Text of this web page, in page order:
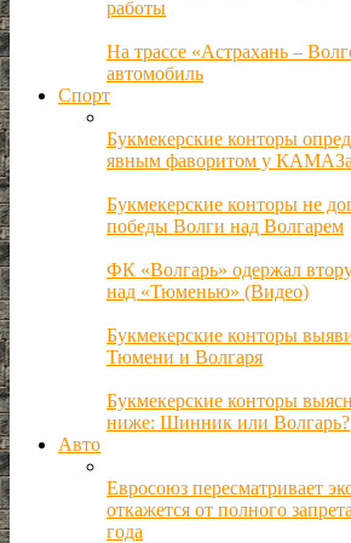
работы
На трассе «Астрахань –
автомобиль
Спорт
Букмекерские конторы
явным фаворитом у КАМАЗа
Букмекерские конторы не
победы Волги над Волгарем
ФК «Волгарь» одержал
над «Тюменью» (Видео)
Букмекерские конторы
Тюмени и Волгаря
Букмекерские конторы
ниже: Шинник или Волгарь?
Авто
Евросоюз пересматривает
откажется от полного
года